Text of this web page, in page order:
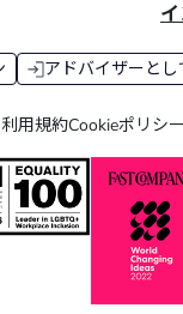
アドバイザーと
利用規約Cookieポリシ